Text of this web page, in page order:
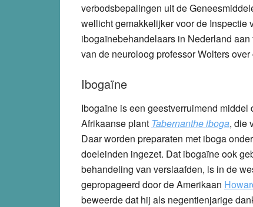
verbodsbepalingen uit de
wellicht gemakkelijker voor de Inspectie
ibogaïnebehandelaars in Nederland
van de neuroloog professor Wolters
Ibogaïne
Ibogaïne is een geestverruimend middel
Afrikaanse plant Tabernanthe iboga, die
Daar worden preparaten met iboga
doeleinden ingezet. Dat ibogaïne ook
behandeling van verslaafden, is in de
gepropageerd door de Amerikaan
beweerde dat hij als negentienjarige